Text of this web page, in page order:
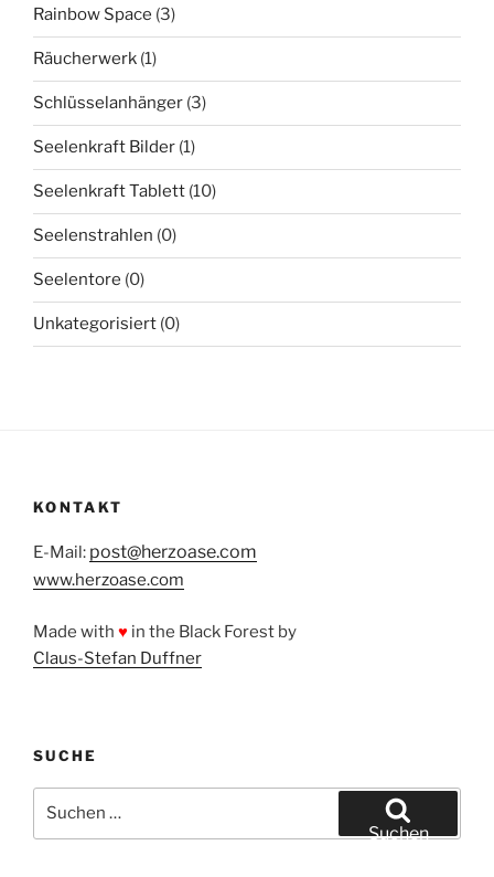
Rainbow Space (3)
Räucherwerk (1)
Schlüsselanhänger (3)
Seelenkraft Bilder (1)
Seelenkraft Tablett (10)
Seelenstrahlen (0)
Seelentore (0)
Unkategorisiert (0)
KONTAKT
E-Mail: post@herzoase.com
www.herzoase.com
Made with ♥ in the Black Forest by
Claus-Stefan Duffner
SUCHE
nach:
Suchen